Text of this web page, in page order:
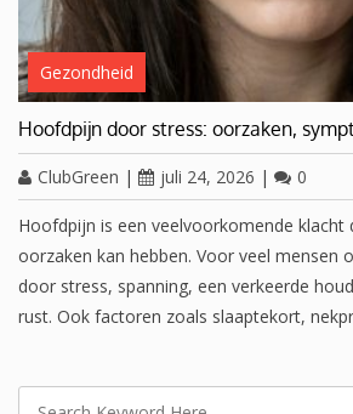
Gezondheid
Hoofdpijn door stress: oorzaken,
ClubGreen | juli 24, 2026 | 0
Hoofdpijn is een veelvoorkomende klacht
oorzaken kan hebben. Voor veel mensen
door stress, spanning, een verkeerde
rust. Ook factoren zoals slaaptekort,